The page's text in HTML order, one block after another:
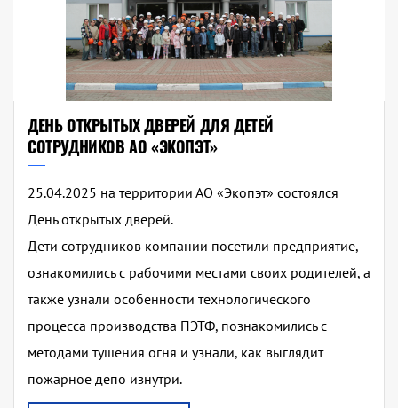
ДЕНЬ ОТКРЫТЫХ ДВЕРЕЙ ДЛЯ ДЕТЕЙ
СОТРУДНИКОВ АО «ЭКОПЭТ»
25.04.2025 на территории АО «Экопэт» состоялся
День открытых дверей.
Дети сотрудников компании посетили предприятие,
ознакомились с рабочими местами своих родителей, а
также узнали особенности технологического
процесса производства ПЭТФ, познакомились с
методами тушения огня и узнали, как выглядит
пожарное депо изнутри.